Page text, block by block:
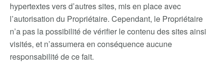
hypertextes vers d’autres sites, mis en place avec
l’autorisation du Propriétaire. Cependant, le Propriétaire
n’a pas la possibilité de vérifier le contenu des sites ainsi
visités, et n’assumera en conséquence aucune
responsabilité de ce fait.